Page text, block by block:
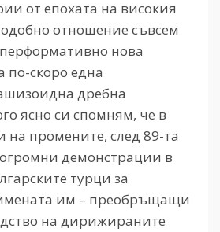
от епохата на високия
отношение съвсем
нова
по-скоро една
дребна
ясно си спомням, че в
на промените, след 89-та
демонстрации в
турци за
им – преобръщащи
на дирижираните